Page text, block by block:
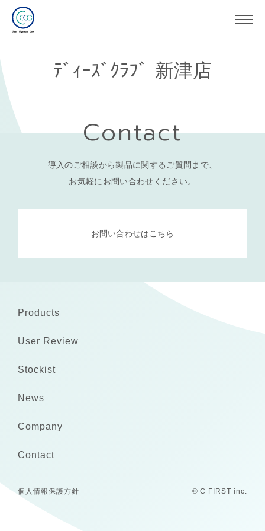
ﾃﾞｨｰｽﾞｸﾗﾌﾞ 新津店
Contact
導入のご相談から製品に関するご質問まで、
お気軽にお問い合わせください。
お問い合わせはこちら
Products
User Review
Stockist
News
Company
Contact
個人情報保護方針 © C FIRST inc.